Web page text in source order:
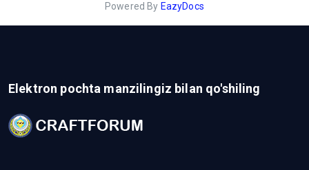
Powered By EazyDocs
Elektron pochta manzilingiz bilan qo'shiling